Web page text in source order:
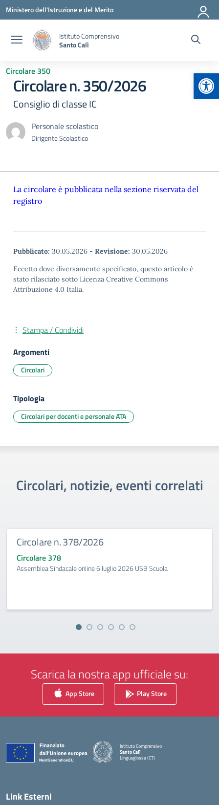
Vai ai contenuti
Vai al menu di navigazione
Vai al footer
Ministero dell'Istruzione e del Merito
Istituto Comprensivo
Santo Calì
Circolare 350
Circolare n. 350/2026
Consiglio di classe IC
Personale scolastico
Dirigente Scolastico
La circolare è pubblicata nella sezione riservata del
registro
Pubblicato: 30.05.2026 - Revisione: 30.05.2026
Eccetto dove diversamente specificato, questo articolo è
stato rilasciato sotto Licenza Creative Commons
Attribuzione 4.0 Italia.
Stampa / Condividi
Argomenti
Circolari
Tipologia
Circolari per docenti e personale ATA
Circolari, notizie, eventi correlati
Circolare n. 378/2026
Circolare 378
Assemblea Sindacale online 6 luglio 2026 USB Scuola
Scarica la nostra app ufficiale su:
App Store Play Store
Istituto Comprensivo
Santo Calì
Linguaglossa (CT)
— Visita la pagina iniziale della scuola
Link Esterni